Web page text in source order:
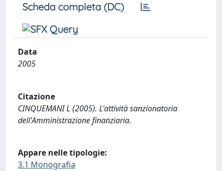
Scheda completa (DC)
Data
2005
Citazione
CINQUEMANI L (2005). L'attività sanzionatoria
dell'Amministrazione finanziaria.
Appare nelle tipologie:
3.1 Monografia